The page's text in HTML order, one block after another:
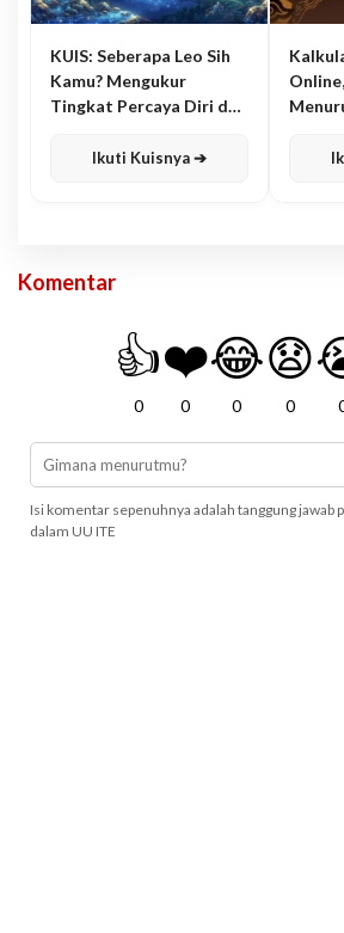
KUIS: Seberapa Leo Sih
Kamu? Mengukur
Tingkat Percaya Diri dan
Ikuti Kuisnya ➔
Komentar
👍
0
❤️
0
😂
0
😧
0
Isi komentar sepenuhnya adalah tanggung jawab
dalam UU ITE